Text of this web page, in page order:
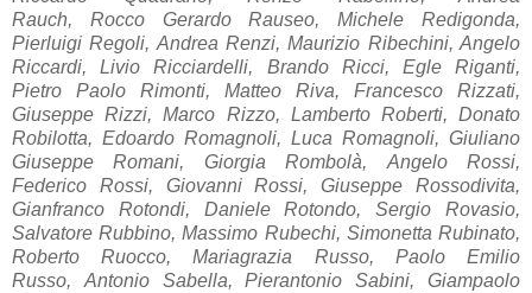
Rauch, Rocco Gerardo Rauseo,Michele Redigonda,
Pierluigi Regoli, Andrea Renzi, Maurizio Ribechini, Angelo
Riccardi, Livio Ricciardelli, Brando Ricci, Egle Riganti,
Pietro Paolo Rimonti, Matteo Riva, Francesco Rizzati,
Giuseppe Rizzi, Marco Rizzo, Lamberto Roberti, Donato
Robilotta, Edoardo Romagnoli, Luca Romagnoli, Giuliano
Giuseppe Romani, Giorgia Rombolà, Angelo Rossi,
Federico Rossi, Giovanni Rossi, Giuseppe Rossodivita,
Gianfranco Rotondi, Daniele Rotondo, Sergio Rovasio,
Salvatore Rubbino, Massimo Rubechi, Simonetta Rubinato,
Roberto Ruocco, Mariagrazia Russo, Paolo Emilio
Russo, Antonio Sabella, Pierantonio Sabini, Giampaolo